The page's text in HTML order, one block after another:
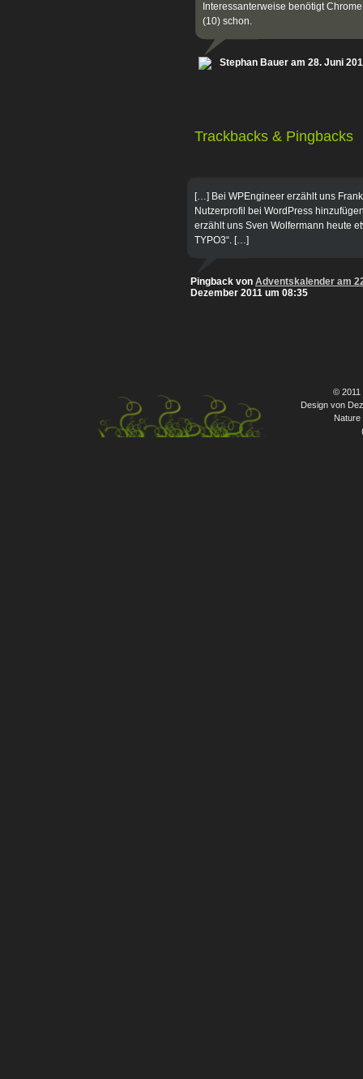
Interessanterweise benötigt
(10) schon.
Stephan Bauer am 28. Juni
Trackbacks & Pingbacks
[…] Bei WPEngineer erzählt uns
Nutzerprofil bei WordPress
erzählt uns Sven Wolfermann heute
TYPO3“. […]
Pingback von Adventskalender am
Dezember 2011 um 08:35
© 2011
Design von
Nature